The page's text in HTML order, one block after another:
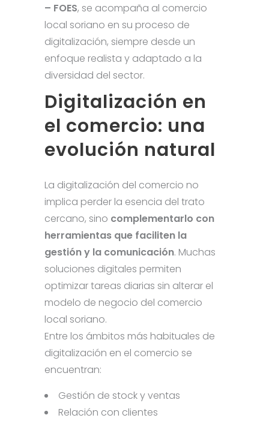
– FOES, se acompaña al comercio
local soriano en su proceso de
digitalización, siempre desde un
enfoque realista y adaptado a la
diversidad del sector.
Digitalización en
el comercio: una
evolución natural
La digitalización del comercio no
implica perder la esencia del trato
cercano, sino complementarlo con
herramientas que faciliten la
gestión y la comunicación. Muchas
soluciones digitales permiten
optimizar tareas diarias sin alterar el
modelo de negocio del comercio
local soriano.
Entre los ámbitos más habituales de
digitalización en el comercio se
encuentran:
Gestión de stock y ventas
Relación con clientes